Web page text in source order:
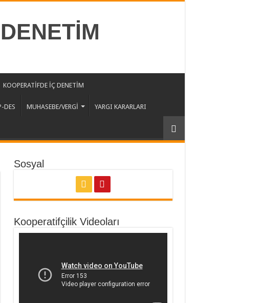
KOOPERATİFDE İÇ DENETİM
DES MUHASEBE/VERGİ YARGI KARARLARI
Sosyal
Kooperatifçilik Videoları